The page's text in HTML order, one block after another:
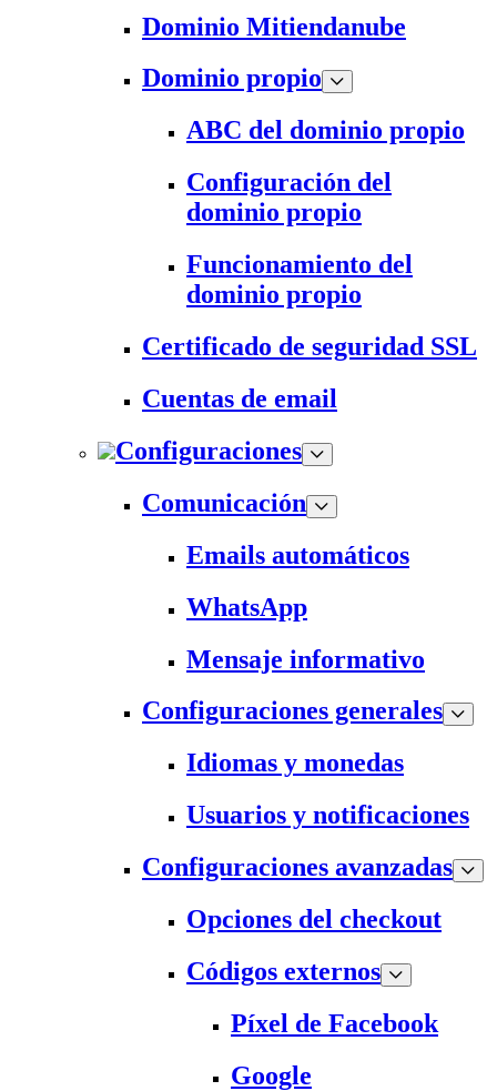
Dominio Mitiendanube
Dominio propio
ABC del dominio propio
Configuración del
dominio propio
Funcionamiento del
dominio propio
Certificado de seguridad SSL
Cuentas de email
Configuraciones
Comunicación
Emails automáticos
WhatsApp
Mensaje informativo
Configuraciones generales
Idiomas y monedas
Usuarios y notificaciones
Configuraciones avanzadas
Opciones del checkout
Códigos externos
Píxel de Facebook
Google